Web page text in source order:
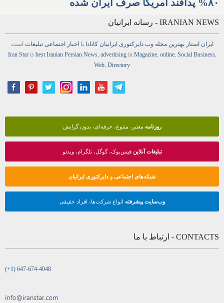
۸۰% پدافند آمریکا صرف ایران شده
IRANIAN NEWS - رسانه ایرانیان
ایران استار بهترین مجله وب دایرکتوری ایرانیان کانادا بااخبار اجتماعی تبلیغات است
Iran Staris best Iranian Persian News, advertisingin Magazine, online, Social Business,
Web Directory
روزنامه معتبر، متنوع، حرفه‌ای، بدون گرایش
تبلیغات آنلاینفیس‌بوک، گوگل، تلگرام، ویدئو
شبکه‌های اجتماعی و دایرکتوری ایرانیان
وب‌سایت پیشرفته انواع شرکت‌ها، افراد حقیقی
CONTACTS - ارتباط با ما
(+1) 647-674-4048